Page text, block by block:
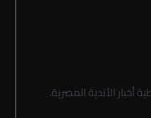
الأندية المصرية.